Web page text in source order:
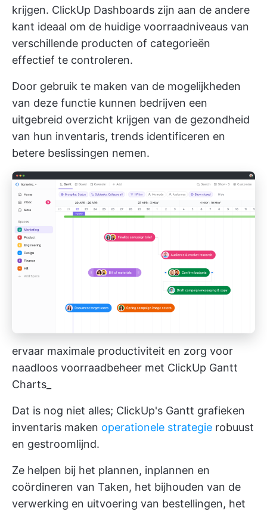
krijgen. ClickUp Dashboards zijn aan de andere
kant ideaal om de huidige voorraadniveaus van
verschillende producten of categorieën
effectief te controleren.
Door gebruik te maken van de mogelijkheden
van deze functie kunnen bedrijven een
uitgebreid overzicht krijgen van de gezondheid
van hun inventaris, trends identificeren en
betere beslissingen nemen.
ervaar maximale productiviteit en zorg voor
naadloos voorraadbeheer met ClickUp Gantt
Charts_
Dat is nog niet alles; ClickUp's Gantt grafieken
inventaris maken operationele strategie robuust
en gestroomlijnd.
Ze helpen bij het plannen, inplannen en
coördineren van Taken, het bijhouden van de
verwerking en uitvoering van bestellingen, het